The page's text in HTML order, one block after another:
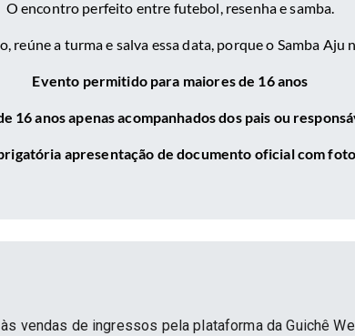
O encontro perfeito entre futebol, resenha e samba.
reúne a turma e salva essa data, porque o Samba
Evento permitido para maiores de 16 anos
16 anos apenas acompanhados dos pais ou
apresentação de documento oficial com foto
vendas de ingressos pela plataforma da Guichê